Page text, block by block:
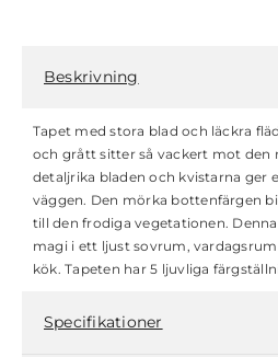
Beskrivning
Tapet med stora blad och läckra
och grått sitter så vackert mot den
detaljrika bladen och kvistarna ger
väggen. Den mörka bottenfärgen
till den frodiga vegetationen.
magi i ett ljust sovrum,
kök. Tapeten har 5 ljuvliga
Specifikationer